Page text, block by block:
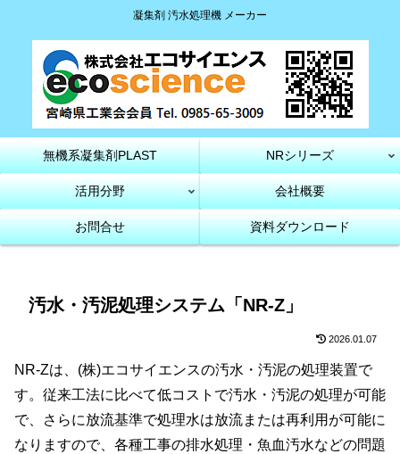
凝集剤 汚水処理機 メーカー
無機系凝集剤PLAST NRシリーズ
活用分野 会社概要
お問合せ 資料ダウンロード
汚水・汚泥処理システム「NR-Z」
2026.01.07
NR-Zは、(株)エコサイエンスの汚水・汚泥の処理装置で
す。従来工法に比べて低コストで汚水・汚泥の処理が可能
で、さらに放流基準で処理水は放流または再利用が可能に
なりますので、各種工事の排水処理・魚血汚水などの問題